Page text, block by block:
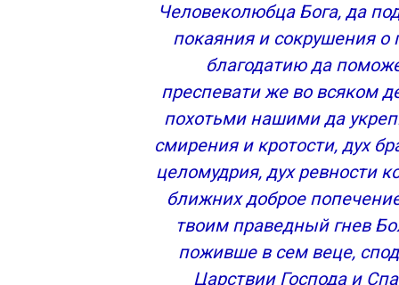
Молитва святому Илье о помощи
Молитва о здравии пророку Илье
Молитва Илье пророку о защите
Молитва святому Илье о дожде и
Молитва Илье Пророку о помощи
Молитва св. Илье Пророку
Молитва Илье Пророку о деньгах
Молитвы святым
Память: 20 июля / 2 августа
Тропарь пророку Божию Илие, глас 4
Молитва первая пророку Божию Илие
Человеколюбца Бога, да
покаяния и сокрушения
благодатию да
преспевати же во всяком
похотьми нашими да
смирения и кротости, дух
целомудрия, дух ревности
ближних доброе
твоим праведный гнев
поживше в сем веце,
Царствии Господа и